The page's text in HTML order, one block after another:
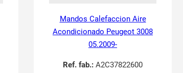
Mandos Calefaccion Aire
Acondicionado Peugeot 3008
05.2009-
Ref. fab.: A2C37822600